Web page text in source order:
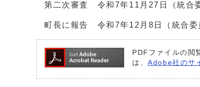
第二次審査 令和7年11月27日（統合
町長に報告 令和7年12月8日（統合委
PDFファイルの閲
は、Adobe社のサ